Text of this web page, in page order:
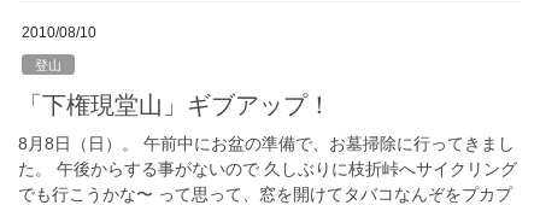
2010/08/10
登山
「下権現堂山」ギブアップ！
8月8日（日）。 午前中にお盆の準備で、お墓掃除に行ってきまし
た。 午後からする事がないので 久しぶりに枝折峠へサイクリング
でも行こうかな〜 って思って、窓を開けてタバコなんぞをプカプ